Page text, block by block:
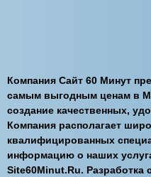
Компания Сайт 60 Минут
самым выгодным ценам в
создание качественных,
Компания располагает
квалифицированных
информацию о наших
Site60Minut.Ru. Разработка